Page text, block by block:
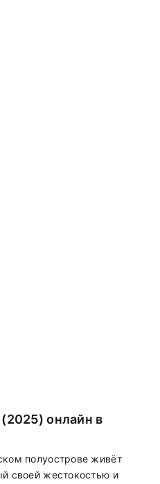
онлайн в
полуострове живёт
своей жестокостью и